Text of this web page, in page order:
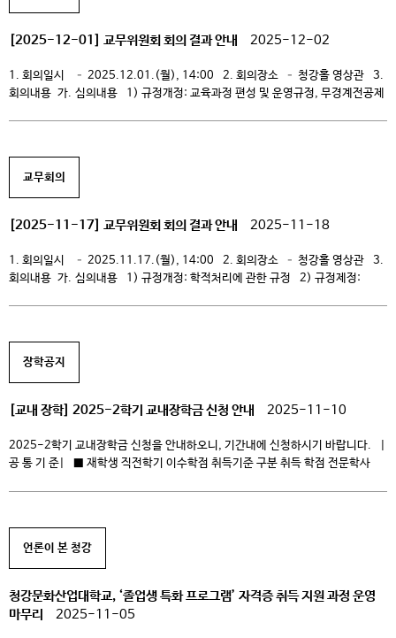
[2025-12-01] 교무위원회 회의 결과 안내 2025-12-02
1. 회의일시 – 2025.12.01.(월), 14:00 2. 회의장소 – 청강홀 영상관 3.
회의내용 가. 심의내용 1) 규정개정: 교육과정 편성 및 운영규정, 무경계전공제
교무회의
[2025-11-17] 교무위원회 회의 결과 안내 2025-11-18
1. 회의일시 – 2025.11.17.(월), 14:00 2. 회의장소 – 청강홀 영상관 3.
회의내용 가. 심의내용 1) 규정개정: 학적처리에 관한 규정 2) 규정제정:
장학공지
[교내 장학] 2025-2학기 교내장학금 신청 안내 2025-11-10
2025-2학기 교내장학금 신청을 안내하오니, 기간내에 신청하시기 바랍니다. |
공 통 기 준| ■ 재학생 직전학기 이수학점 취득기준 구분 취득 학점 전문학사
언론이 본 청강
청강문화산업대학교, ‘졸업생 특화 프로그램’ 자격증 취득 지원 과정 운영
마무리
2025-11-05